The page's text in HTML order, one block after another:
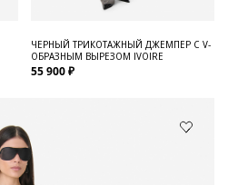
ЧЕРНЫЙ ТРИКОТАЖНЫЙ ДЖЕМПЕР С V-
ОБРАЗНЫМ ВЫРЕЗОМ IVOIRE
55 900 ₽